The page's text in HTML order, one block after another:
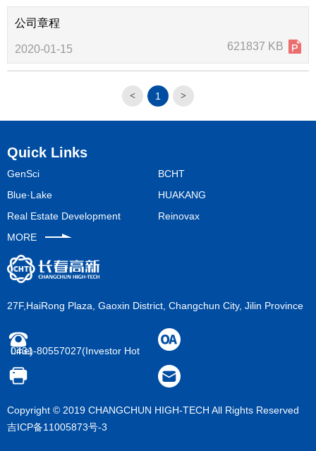
公司章程
2020-01-15 621837 KB
1
Quick Links
GenSci
BCHT
Blue·Lake
HUAKANG
Real Estate Development
Reinovax
MORE
27F,HaiRong Plaza, Gaoxin District, Changchun City, Jilin Province
0431-80557027(Investor Hot Line)
Copyright © 2019 CHANGCHUN HIGH-TECH All Rights Reserved
吉ICP备11005873号-3